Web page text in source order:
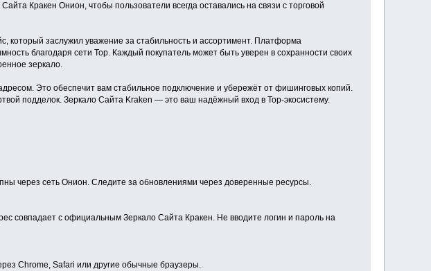
Кракен Онион, чтобы пользователи всегда оставались на связи с торговой
заслужил уважение за стабильность и ассортимент. Платформа
благодаря сети Тор. Каждый покупатель может быть уверен в сохранности своих
зеркало.
Это обеспечит вам стабильное подключение и убережёт от фишинговых копий.
подделок. Зеркало Сайта Kraken — это ваш надёжный вход в Тор-экосистему.
через сеть Онион. Следите за обновлениями через доверенные ресурсы.
совпадает с официальным Зеркало Сайта Кракен. Не вводите логин и пароль на
Chrome, Safari или другие обычные браузеры.